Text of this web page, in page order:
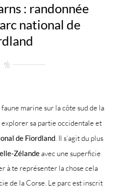
: randonnée
national de
marine sur la côte sud de la
explorer sa partie occidentale et
de Fiordland. Il s’agit du plus
Zélandeavec une superficie
à te représenter la chose cela
de la Corse. Le parc est inscrit